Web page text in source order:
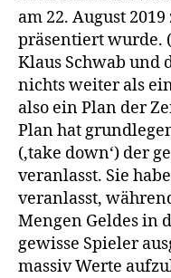
am 22. August
präsentiert wurde.
Klaus Schwab und
nichts weiter als
also ein Plan der
Plan hat
(‚take down‘) der
veranlasst. Sie
veranlasst,
Mengen Geldes in
gewisse Spieler
massiv Werte